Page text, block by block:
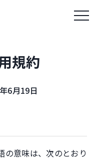
規約
6月19日
の意味は、次のとおり